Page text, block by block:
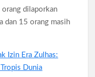
dilaporkan
dan 15 orang masih
Izin Era Zulhas:
Dunia